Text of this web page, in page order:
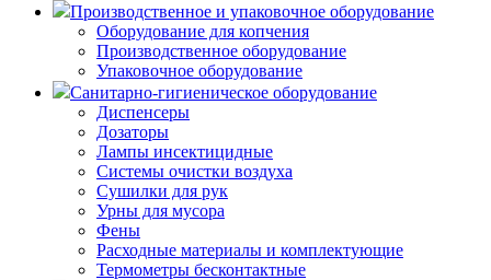
Производственное и упаковочное оборудование
Оборудование для копчения
Производственное оборудование
Упаковочное оборудование
Санитарно-гигиеническое оборудование
Диспенсеры
Дозаторы
Лампы инсектицидные
Системы очистки воздуха
Сушилки для рук
Урны для мусора
Фены
Расходные материалы и комплектующие
Термометры бесконтактные